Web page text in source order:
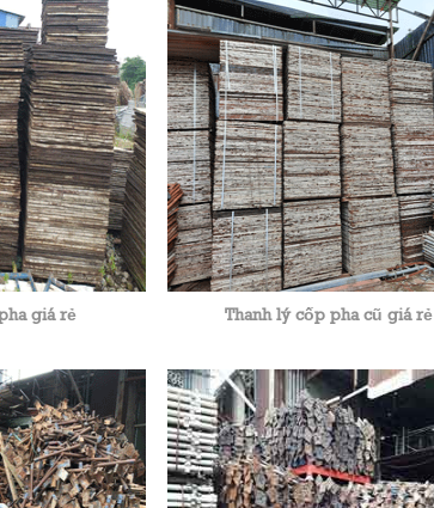
giá rẻ Thanh lý cốp pha cũ giá rẻ